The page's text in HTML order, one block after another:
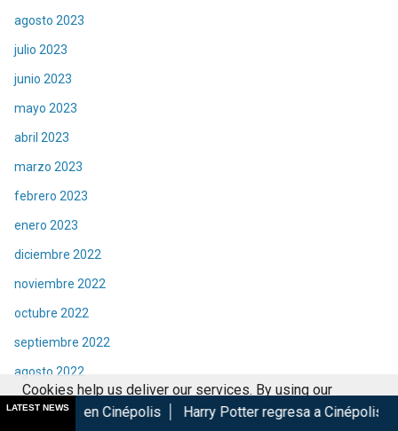
agosto 2023
julio 2023
junio 2023
mayo 2023
abril 2023
marzo 2023
febrero 2023
enero 2023
diciembre 2022
noviembre 2022
octubre 2022
septiembre 2022
agosto 2022
LATEST NEWS
Cinépolis Harry Potter regresa a Cinépolis con menú y
Cookies help us deliver our services. By using our
services, you agree to our use of cookies.
Got it